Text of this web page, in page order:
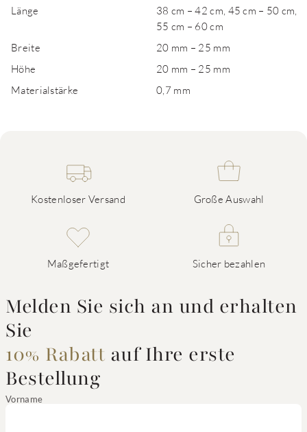
Länge
38 cm – 42 cm, 45 cm – 50 cm,
55 cm – 60 cm
Breite
20 mm – 25 mm
Höhe
20 mm – 25 mm
Materialstärke
0,7 mm
Kostenloser Versand Große Auswahl
Maßgefertigt Sicher bezahlen
Melden Sie sich an und erhalten
Sie
10% Rabatt auf Ihre erste
Bestellung
Vorname